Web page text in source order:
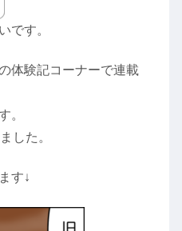
です。
体験記コーナーで連載
。
した。
す↓